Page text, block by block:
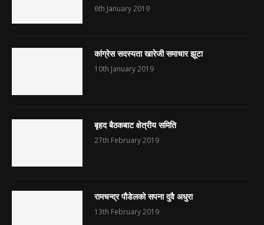
6th January 2019
कांग्रेस सदस्यता खारेजी समाचार झूटा
10th January 2019
बृहद बैठकबाट क्षेत्रीय समिति
27th February 2019
रामचन्द्र पौडेलको सपना दुवै अधुरा
13th February 2019